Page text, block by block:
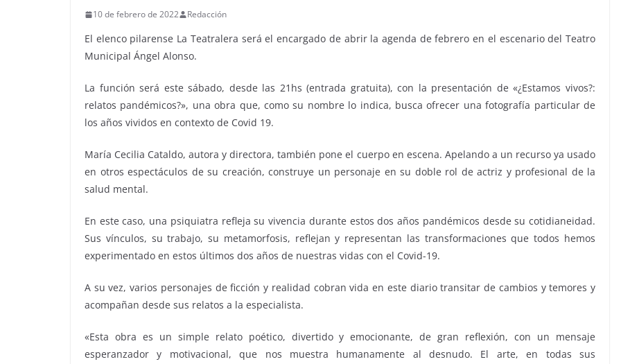
10 de febrero de 2022 Redacción
El elenco pilarense La Teatralera será el encargado de abrir la agenda de febrero en el escenario del Teatro
Municipal Ángel Alonso.
La función será este sábado, desde las 21hs (entrada gratuita), con la presentación de «¿Estamos vivos?:
relatos pandémicos?», una obra que, como su nombre lo indica, busca ofrecer una fotografía particular de
los años vividos en contexto de Covid 19.
María Cecilia Cataldo, autora y directora, también pone el cuerpo en escena. Apelando a un recurso ya usado
en otros espectáculos de su creación, construye un personaje en su doble rol de actriz y profesional de la
salud mental.
En este caso, una psiquiatra refleja su vivencia durante estos dos años pandémicos desde su cotidianeidad.
Sus vínculos, su trabajo, su metamorfosis, reflejan y representan las transformaciones que todos hemos
experimentado en estos últimos dos años de nuestras vidas con el Covid-19.
A su vez, varios personajes de ficción y realidad cobran vida en este diario transitar de cambios y temores y
acompañan desde sus relatos a la especialista.
«Esta obra es un simple relato poético, divertido y emocionante, de gran reflexión, con un mensaje
esperanzador y motivacional, que nos muestra humanamente al desnudo. El arte, en todas sus